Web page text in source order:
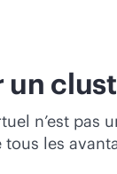
un
n’est pas
les